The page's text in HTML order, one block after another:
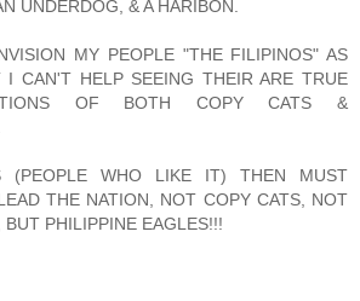
UNDERDOG, & A HARIBON.
MY PEOPLE "THE FILIPINOS" AS
I CAN'T HELP SEEING THEIR ARE TRUE
OF BOTH COPY CATS &
(PEOPLE WHO LIKE IT) THEN MUST
THE NATION, NOT COPY CATS, NOT
BUT PHILIPPINE EAGLES!!!